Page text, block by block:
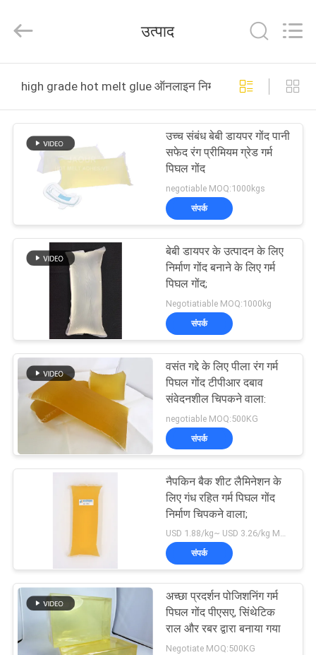
उत्पादों
कारखाना
गुणवत्ता
नियंत्रण
हमसे
संपर्क
करें
एक
उद्धरण
का
Adhesive
Products
Rights
उत्पाद
high grade hot melt glue ऑनलाइन निर्माण
उच्च संबंध बेबी डायपर गोंद पानी
सफेद रंग प्रीमियम ग्रेड गर्म
पिघल गोंद
negotiable MOQ:1000kgs
संपर्क
बेबी डायपर के उत्पादन के लिए
निर्माण गोंद बनाने के लिए गर्म
पिघल गोंद;
Negotiatiable MOQ:1000kg
संपर्क
वसंत गद्दे के लिए पीला रंग गर्म
पिघल गोंद टीपीआर दबाव
संवेदनशील चिपकने वाला:
negotiable MOQ:500KG
संपर्क
नैपकिन बैक शीट लैमिनेशन के
लिए गंध रहित गर्म पिघल गोंद
निर्माण चिपकने वाला;
USD 1.88/kg~ USD 3.26/kg MOQ:1000 KG
संपर्क
अच्छा प्रदर्शन पोजिशनिंग गर्म
पिघल गोंद पीएसए, सिंथेटिक
राल और रबर द्वारा बनाया गया
Negotiate MOQ:500KG